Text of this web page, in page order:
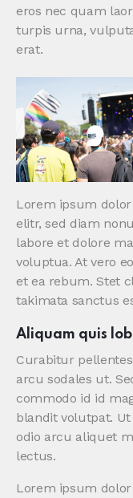
eros nec quam
turpis urna,
erat.
Lorem ipsum
elitr, sed diam
labore et dolore
voluptua. At vero
et ea rebum. Stet
takimata sanctus
Aliquam quis
Curabitur
arcu sodales ut.
commodo id id
blandit volutpat.
odio arcu aliquet
lectus.
Lorem ipsum